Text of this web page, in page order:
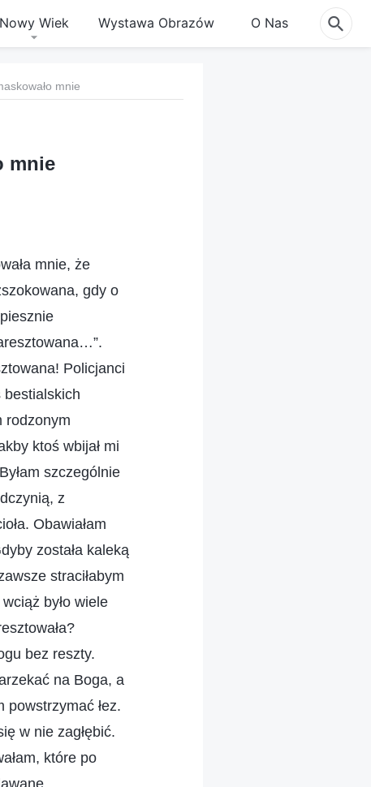
Nowy Wiek Wystawa Obrazów O Nas
mnie
mnie
mnie, że
gdy o
Policjanci
rodzonym
ktoś wbijał mi
szczególnie
z
Obawiałam
została kaleką
straciłabym
było wiele
bez reszty.
na Boga, a
powstrzymać łez.
w nie zagłębić.
które po